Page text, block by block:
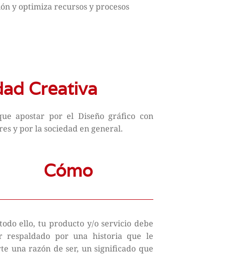
y optimiza recursos y procesos
Creativa
apostar por el Diseño gráfico con
y por la sociedad en general.
Cómo
ello, tu producto y/o servicio debe
respaldado por una historia que le
una razón de ser, un significado que